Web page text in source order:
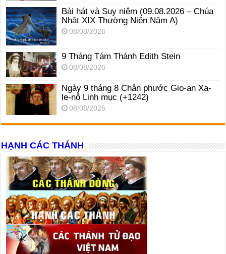
Bài hát và Suy niệm (09.08.2026 – Chúa
Nhật XIX Thường Niên Năm A)
08/08/2026
9 Tháng Tám Thánh Edith Stein
08/08/2026
Ngày 9 tháng 8 Chân phước Gio-an Xa-
le-nô Linh mục (+1242)
08/08/2026
HẠNH CÁC THÁNH